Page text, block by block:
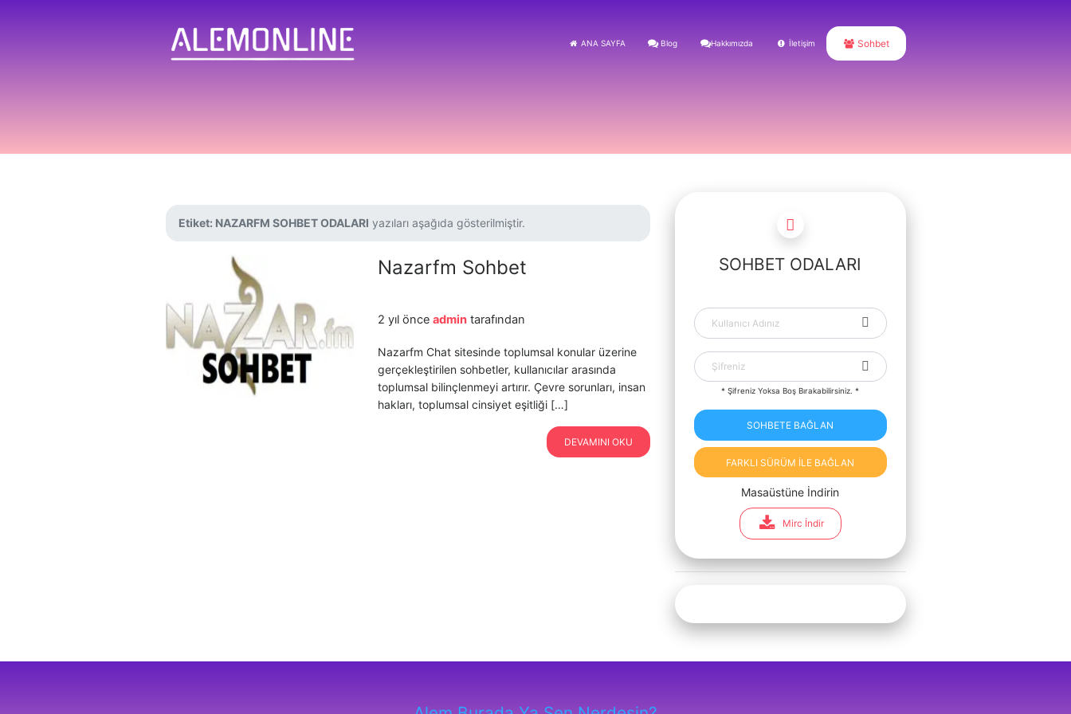
ANA SAYFA Blog Hakkımızda İletişim Sohbet
Etiket: NAZARFM SOHBET ODALARI yazıları aşağıda gösterilmiştir.
Nazarfm Sohbet
2 yıl önce admintarafından
Nazarfm Chat sitesinde toplumsal konular üzerine
gerçekleştirilen sohbetler, kullanıcılar arasında
toplumsal bilinçlenmeyi artırır. Çevre sorunları, insan
hakları, toplumsal cinsiyet eşitliği […]
DEVAMINI OKU
SOHBET ODALARI
* Şifreniz Yoksa Boş Bırakabilirsiniz. *
SOHBETE BAĞLAN
FARKLI SÜRÜM İLE BAĞLAN
Masaüstüne İndirin
Mirc İndir